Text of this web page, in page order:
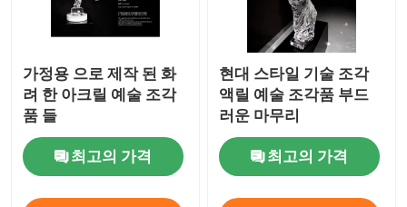
가정용 으로 제작 된 화
려 한 아크릴 예술 조각
품 들
최고의 가격
현대 스타일 기술 조각
액릴 예술 조각품 부드
러운 마무리
최고의 가격